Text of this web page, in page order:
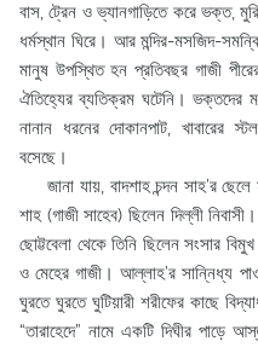
বাস, ট্রেন ও ভ্যানগাড়িতে করে ভক্ত,
ধর্মস্থান ঘিরে। আর মন্দির-মসজিদ-
মানুষ উপস্থিত হন প্রতিবছর গাজী
ঐতিহ্যের ব্যতিক্রম ঘটেনি। ভক্তদের
নানান ধরনের দোকানপাট, খাবারের
বসেছে।
জানা যায়, বাদশাহ চন্দন সাহ’র
শাহ (গাজী সাহেব) ছিলেন দিল্লী
ছোট্টবেলা থেকে তিনি ছিলেন সংসার
ও মেহের গাজী। আল্লাহ’র সান্নিধ্য
ঘুরতে ঘুরতে ঘুটিয়ারী শরীফের কাছে
“তারাহেদে” নামে একটি দিঘীর পাড়ে